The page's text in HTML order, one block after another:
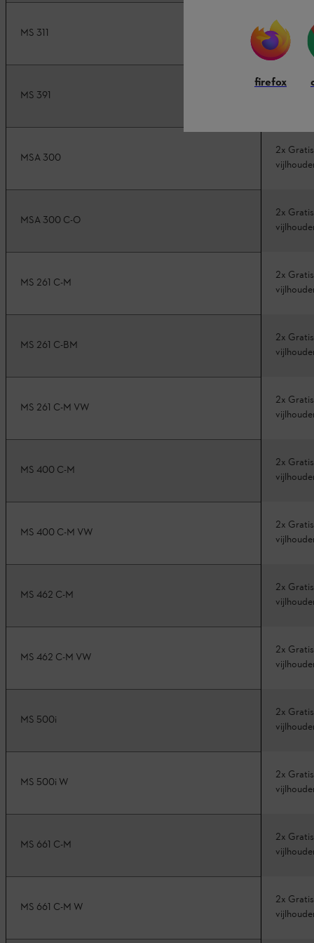
MS 311
Gratis
MS 391
Gratis
MSA 300
2x
MSA 300 C-O
2x
MS 261 C-M
2x
MS 261 C-BM
2x
MS 261 C-M VW
2x
MS 400 C-M
2x
MS 400 C-M VW
2x
MS 462 C-M
2x
MS 462 C-M VW
2x
MS 500i
2x
MS 500i W
2x
MS 661 C-M
2x
MS 661 C-M W
2x
firefox